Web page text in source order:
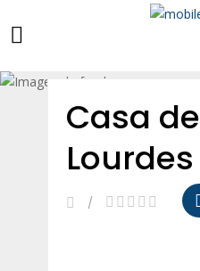
Casa de
Lourdes